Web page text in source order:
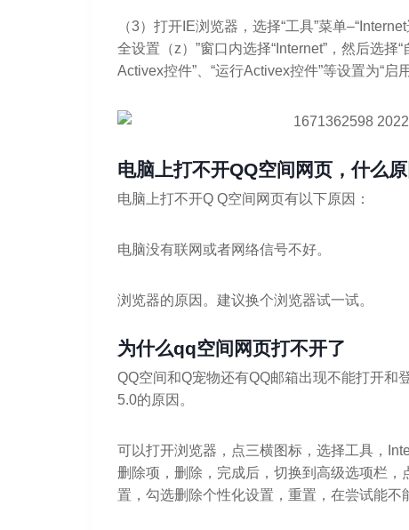
（3）打开IE浏览器，选择“工具”菜单
全设置（z）”窗口内选择“Internet”，然后选择
Activex控件”、“运行Activex控件”等设置为“启
电脑上打不开QQ空间网页，什么原
电脑上打不开Q Q空间网页有以下原因：
电脑没有联网或者网络信号不好。
浏览器的原因。建议换个浏览器试一试。
为什么qq空间网页打不开了
QQ空间和Q宠物还有QQ邮箱出现不能打开和
5.0的原因。
可以打开浏览器，点三横图标，选择工具，
删除项，删除，完成后，切换到高级选项栏
置，勾选删除个性化设置，重置，在尝试能不